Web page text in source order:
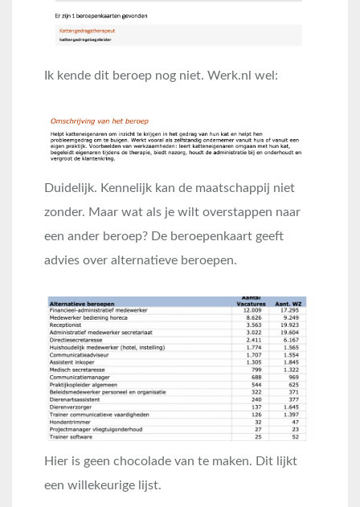
Ik kende dit beroep nog niet. Werk.nl wel:
Duidelijk. Kennelijk kan de maatschappij niet
zonder. Maar wat als je wilt overstappen naar
een ander beroep? De beroepenkaart geeft
advies over alternatieve beroepen.
Hier is geen chocolade van te maken. Dit lijkt
een willekeurige lijst.